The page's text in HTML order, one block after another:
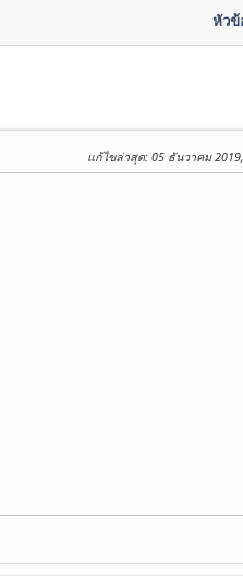
หัว
แก้ไขล่าสุด: 05 ธันวาคม